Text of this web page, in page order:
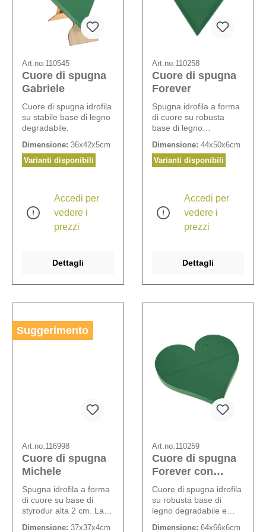
Art.no:110545
Cuore di spugna
Gabriele
Cuore di spugna idrofila
su stabile base di legno
degradabile.
Dimensione: 36x42x5cm
Varianti disponibili
Accedi per
vedere i
prezzi
Dettagli
Art.no:110258
Cuore di spugna
Forever
Spugna idrofila a forma
di cuore su robusta
base di legno
Dimensione: 44x50x6cm
Varianti disponibili
Accedi per
vedere i
prezzi
Dettagli
Suggerimento
Art.no:116998
Cuore di spugna
Michele
Spugna idrofila a forma
di cuore su base di
styrodur alta 2 cm. La
Dimensione: 37x37x4cm
Art.no:110259
Cuore di spugna
Forever con
drenaggio
Cuore di spugna idrofila
su robusta base di
legno degradabile e
Dimensione: 64x66x6cm